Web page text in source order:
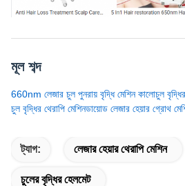
মূল শব্দ
660nm লেজার চুল পুনরায় বৃদ্ধি মেশিন কালোচুল
চুল বৃদ্ধির থেরাপি মেশিনডায়োড লেজার হেয়ার গ্রোথ
ট্যাগ: লেজার হেয়ার থেরাপি মেশিন
চুলের বৃদ্ধির হেলমেট